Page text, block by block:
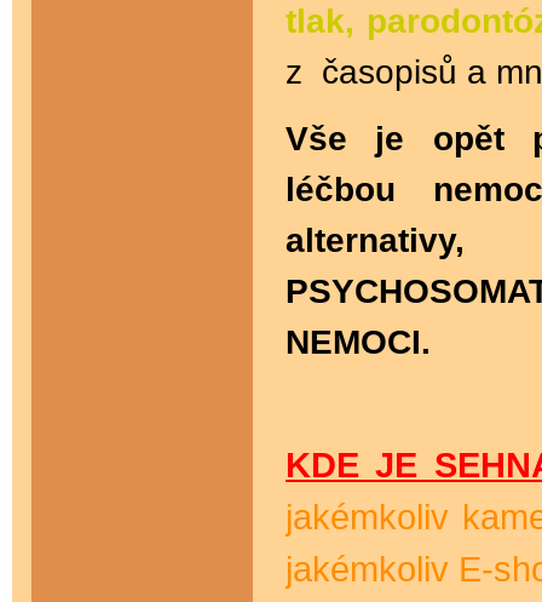
tlak,
z časopisů a
Vše je opět
léčbou
NEMOCI.
KDE JE
jakémkoliv
jakémkoliv E-